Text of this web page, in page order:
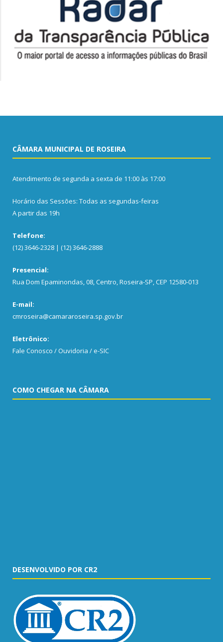
CÂMARA MUNICIPAL DE ROSEIRA
Atendimento de segunda a sexta de 11:00 às 17:00
Horário das Sessões: Todas as segundas-feiras
A partir das 19h
Telefone:
(12) 3646-2328 | (12) 3646-2888
Presencial:
Rua Dom Epaminondas, 08, Centro, Roseira-SP, CEP 12580-013
E-mail:
cmroseira@camararoseira.sp.gov.br
Eletrônico:
Fale Conosco / Ouvidoria / e-SIC
COMO CHEGAR NA CÂMARA
DESENVOLVIDO POR CR2